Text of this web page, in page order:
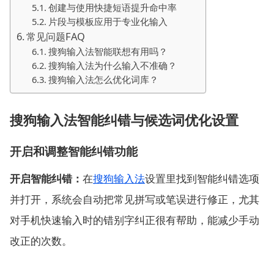
创建与使用快捷短语提升命中率
片段与模板应用于专业化输入
常见问题FAQ
搜狗输入法智能联想有用吗？
搜狗输入法为什么输入不准确？
搜狗输入法怎么优化词库？
搜狗输入法智能纠错与候选词优化设置
开启和调整智能纠错功能
开启智能纠错： 在搜狗输入法设置里找到智能纠错选项
并打开，系统会自动把常见拼写或笔误进行修正，尤其
对手机快速输入时的错别字纠正很有帮助，能减少手动
改正的次数。